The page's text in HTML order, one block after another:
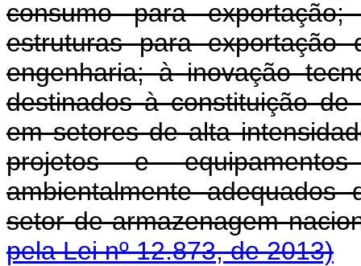
consumo para
estruturas para
engenharia; à inovação
destinados à constituição
em setores de alta
projetos e
ambientalmente
setor de armazenagem
pela Lei nº 12.873, de 2013)